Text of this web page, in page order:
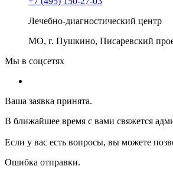
Лечебно-диагностический центр
МО, г. Пушкино, Писаревский
Мы в соцсетях
Ваша заявка принята.
В ближайшее время с вами свяжется
Если у вас есть вопросы, вы можете
Ошибка отправки.